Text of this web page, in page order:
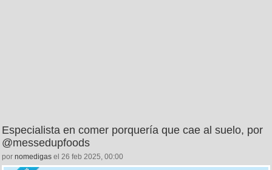
Especialista en comer porquería que cae al suelo, por
@messedupfoods
por nomedigas el 26 feb 2025, 00:00